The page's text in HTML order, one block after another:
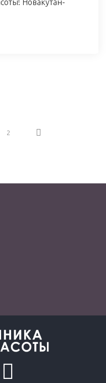
Новакутан-
2